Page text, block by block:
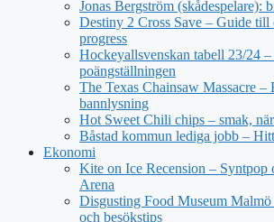
Jonas Bergström (skådespelare):
Destiny 2 Cross Save – Guide
progress
Hockeyallsvenskan tabell 23/24 –
poängställningen
The Texas Chainsaw Massacre –
bannlysning
Hot Sweet Chili chips – smak,
Båstad kommun lediga jobb –
Ekonomi
Kite on Ice Recension – Syntpop
Arena
Disgusting Food Museum
och besökstips